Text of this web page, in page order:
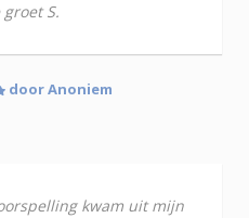
S.
door Anoniem
kwam uit mijn